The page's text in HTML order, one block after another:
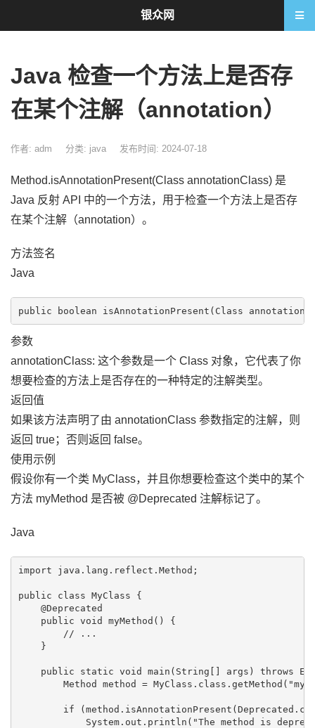
Java 检查一个方法上是否存
在某个注解（annotation）
作者: adm 分类: java 发布时间: 2024-07-18
Method.isAnnotationPresent(Class annotationClass) 是
Java 反射 API 中的一个方法，用于检查一个方法上是否存
在某个注解（annotation）。
方法签名
Java
public boolean isAnnotationPresent(Class
参数
annotationClass: 这个参数是一个 Class 对象，它代表了你
想要检查的方法上是否存在的一种特定的注解类型。
返回值
如果该方法声明了由 annotationClass 参数指定的注解，则
返回 true；否则返回 false。
使用示例
假设你有一个类 MyClass，并且你想要检查这个类中的某个
方法 myMethod 是否被 @Deprecated 注解标记了。
Java
import java.lang.reflect.Method;
public class MyClass {
    @Deprecated
    public void myMethod() {
        // ...
    }
public static void main(String[] args) throws
Method method =
if
System.out.println("The method is
银众网